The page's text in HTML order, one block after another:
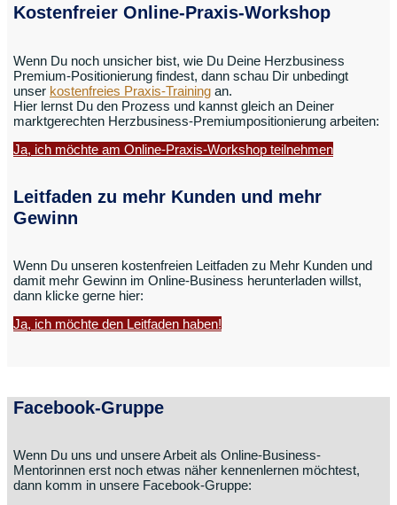
Kostenfreier Online-Praxis-Workshop
Wenn Du noch unsicher bist, wie Du Deine Herzbusiness
Premium-Positionierung findest, dann schau Dir unbedingt
unser kostenfreies Praxis-Training an.
Hier lernst Du den Prozess und kannst gleich an Deiner
marktgerechten Herzbusiness-Premiumpositionierung arbeiten:
Ja, ich möchte am Online-Praxis-Workshop teilnehmen
Leitfaden zu mehr Kunden und mehr
Gewinn
Wenn Du unseren kostenfreien Leitfaden zu Mehr Kunden und
damit mehr Gewinn im Online-Business herunterladen willst,
dann klicke gerne hier:
Ja, ich möchte den Leitfaden haben!
Facebook-Gruppe
Wenn Du uns und unsere Arbeit als Online-Business-
Mentorinnen erst noch etwas näher kennenlernen möchtest,
dann komm in unsere Facebook-Gruppe: